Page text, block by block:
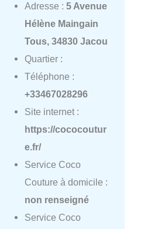
Adresse : 5 Avenue
Hélène Maingain
Tous, 34830 Jacou
Quartier :
Téléphone :
+33467028296
Site internet :
https://cococoutur
e.fr/
Service Coco
Couture à domicile :
non renseigné
Service Coco